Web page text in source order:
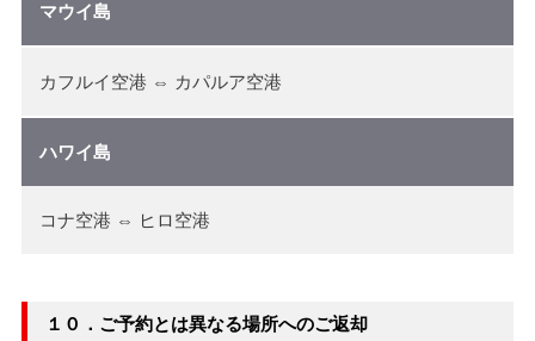
マウイ島
カフルイ空港 ⇔ カパルア空港
ハワイ島
コナ空港 ⇔ ヒロ空港
１０．ご予約とは異なる場所へのご返却